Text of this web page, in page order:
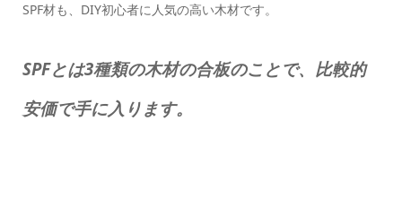
SPF材も、DIY初心者に人気の高い木材です。
SPFとは3種類の木材の合板のことで、比較的
安価で手に入ります。